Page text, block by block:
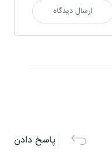
ارسال دیدگاه
پاسخ دادن